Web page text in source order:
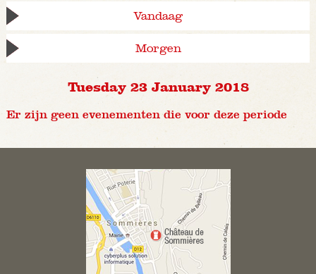
Vandaag
Morgen
Tuesday 23 January 2018
Er zijn geen evenementen die voor deze periode